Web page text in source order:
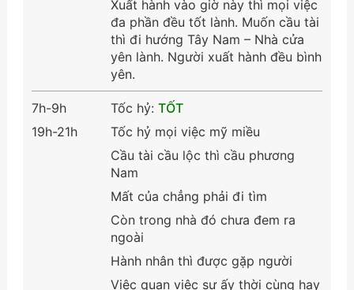
Xuất hành vào giờ này thì mọi việc
đa phần đều tốt lành. Muốn cầu tài
thì đi hướng Tây Nam – Nhà cửa
yên lành. Người xuất hành đều bình
yên.
7h-9h
19h-21h
Tốc hỷ: TỐT
Tốc hỷ mọi việc mỹ miều
Cầu tài cầu lộc thì cầu phương
Nam
Mất của chẳng phải đi tìm
Còn trong nhà đó chưa đem ra
ngoài
Hành nhân thì được gặp người
Việc quan việc sự ấy thời cùng hay